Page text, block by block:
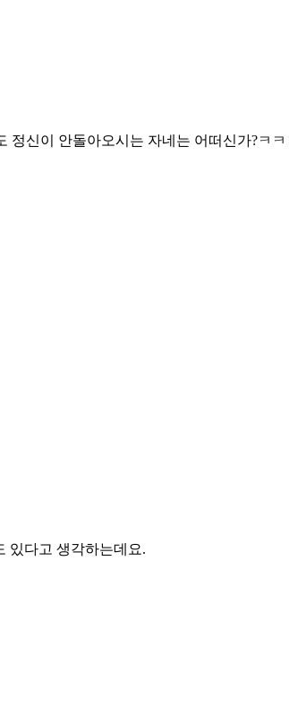
신이 안돌아오시는 자네는 어떠신가?ㅋ
있다고 생각하는데요.